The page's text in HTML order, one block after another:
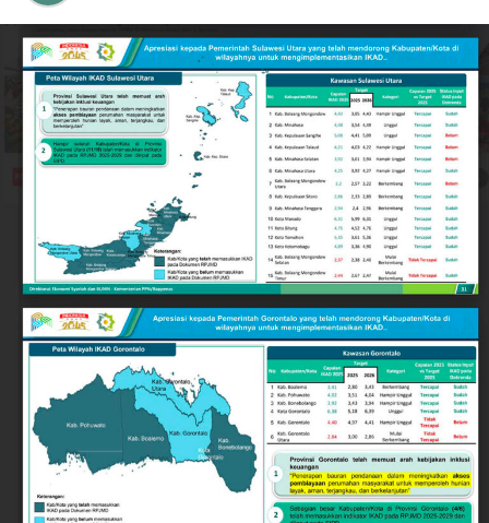
tengah keberagaman warga.
Rendahnya angka kriminalitas jalanan dan minimnya
potensi gesekan sosial menjadikan Kota Gorontalo kian
ideal sebagai destinasi investasi, pusat pendidikan,
maupun kawasan hunian yang aman bagi warga lokal
Keberhasilan ini tidak terlepas dari langkah strategis
Pemerintah Kota Gorontalo di bawah kepemimpinan
Wali Kota Adhan Dambea. Salah satu pilar utamanya
adalah penguatan nilai-nilai toleransi antarumat
beragama secara inklusif.
Wali Kota Adhan Dambea menegaskan komitmennya
untuk menjadi mengayom bagi seluruh lapisan
masyarakat tanpa membedakan latar belakang agama.
Komitmen ini diwujudkan lewat dukungan nyata
terhadap berbagai agenda keagamaan, termasuk bagi
kelompok minoritas.